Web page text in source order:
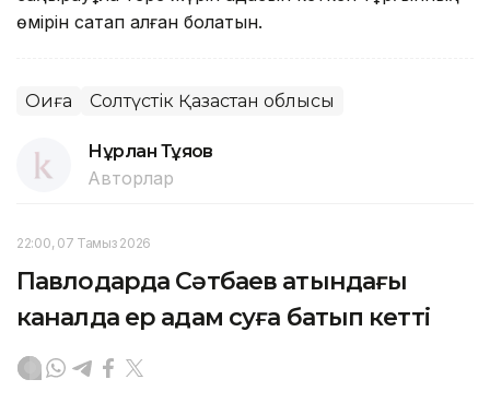
өмірін сақтап қалған болатын.
Оқиға Солтүстік Қазақстан облысы
Нұрлан Тұяқов
Авторлар
22:00, 07 Тамыз 2026
Павлодарда Сәтбаев атындағы
каналда ер адам суға батып кетті